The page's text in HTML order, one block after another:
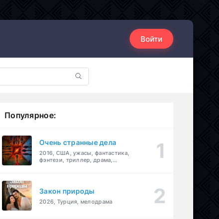
Войти
Популярное:
Очень странные дела
2016, США, ужасы, фантастика,
фэнтези, триллер, драма,
Закон природы
2026, Турция, мелодрама